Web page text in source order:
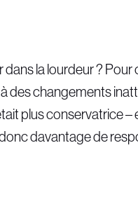
la lourdeur ?
des changements
plus conservatrice
davantage de